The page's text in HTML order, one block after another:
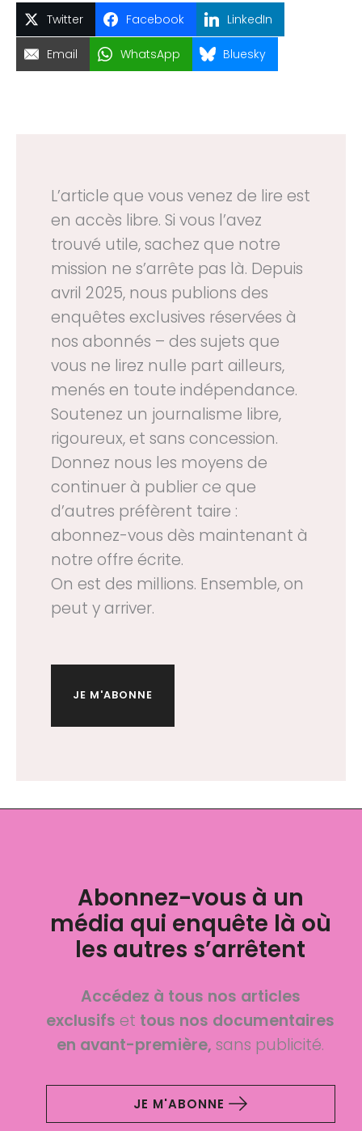
Twitter Facebook LinkedIn
Email WhatsApp Bluesky
L’article que vous venez de lire est
en accès libre. Si vous l’avez
trouvé utile, sachez que notre
mission ne s’arrête pas là. Depuis
avril 2025, nous publions des
enquêtes exclusives réservées à
nos abonnés – des sujets que
vous ne lirez nulle part ailleurs,
menés en toute indépendance.
Soutenez un journalisme libre,
rigoureux, et sans concession.
Donnez nous les moyens de
continuer à publier ce que
d’autres préfèrent taire :
abonnez-vous dès maintenant à
notre offre écrite.
On est des millions. Ensemble, on
peut y arriver.
JE M'ABONNE
Abonnez-vous à un
média qui enquête là où
les autres s’arrêtent
Accédez à tous nos articles
exclusifs et tous nos documentaires
en avant-première,sans publicité.
JE M'ABONNE